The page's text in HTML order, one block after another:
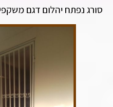
סורג נפתח יהלום דגם